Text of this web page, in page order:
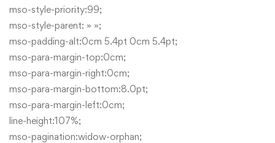
mso-style-priority:99;
mso-style-parent: » »;
mso-padding-alt:0cm 5.4pt 0cm 5.4pt;
mso-para-margin-top:0cm;
mso-para-margin-right:0cm;
mso-para-margin-bottom:8.0pt;
mso-para-margin-left:0cm;
line-height:107%;
mso-pagination:widow-orphan;